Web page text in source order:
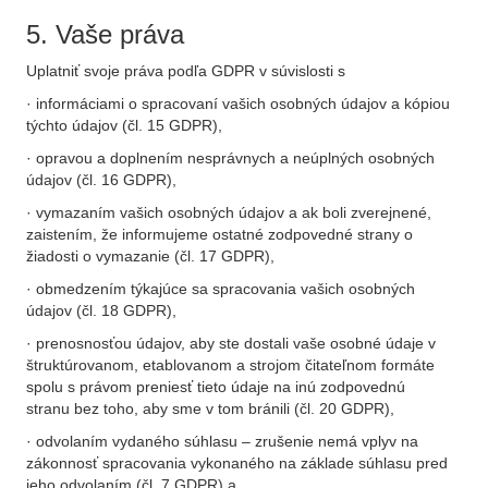
5. Vaše práva
Uplatniť svoje práva podľa GDPR v súvislosti s
· informáciami o spracovaní vašich osobných údajov a kópiou
týchto údajov (čl. 15 GDPR),
· opravou a doplnením nesprávnych a neúplných osobných
údajov (čl. 16 GDPR),
· vymazaním vašich osobných údajov a ak boli zverejnené,
zaistením, že informujeme ostatné zodpovedné strany o
žiadosti o vymazanie (čl. 17 GDPR),
· obmedzením týkajúce sa spracovania vašich osobných
údajov (čl. 18 GDPR),
· prenosnosťou údajov, aby ste dostali vaše osobné údaje v
štruktúrovanom, etablovanom a strojom čitateľnom formáte
spolu s právom preniesť tieto údaje na inú zodpovednú
stranu bez toho, aby sme v tom bránili (čl. 20 GDPR),
· odvolaním vydaného súhlasu – zrušenie nemá vplyv na
zákonnosť spracovania vykonaného na základe súhlasu pred